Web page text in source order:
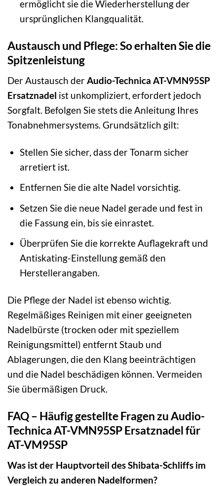
ermöglicht sie die Wiederherstellung der
ursprünglichen Klangqualität.
Austausch und Pflege: So erhalten Sie die
Spitzenleistung
Der Austausch derAudio-Technica AT-VMN95SP
Ersatznadel ist unkompliziert, erfordert jedoch
Sorgfalt. Befolgen Sie stets die Anleitung Ihres
Tonabnehmersystems. Grundsätzlich gilt:
Stellen Sie sicher, dass der Tonarm sicher
arretiert ist.
Entfernen Sie die alte Nadel vorsichtig.
Setzen Sie die neue Nadel gerade und fest in
die Fassung ein, bis sie einrastet.
Überprüfen Sie die korrekte Auflagekraft und
Antiskating-Einstellung gemäß den
Herstellerangaben.
Die Pflege der Nadel ist ebenso wichtig.
Regelmäßiges Reinigen mit einer geeigneten
Nadelbürste (trocken oder mit speziellem
Reinigungsmittel) entfernt Staub und
Ablagerungen, die den Klang beeinträchtigen
und die Nadel beschädigen können. Vermeiden
Sie übermäßigen Druck.
FAQ – Häufig gestellte Fragen zu Audio-
Technica AT-VMN95SP Ersatznadel für
AT-VM95SP
Was ist der Hauptvorteil des Shibata-Schliffs im
Vergleich zu anderen Nadelformen?